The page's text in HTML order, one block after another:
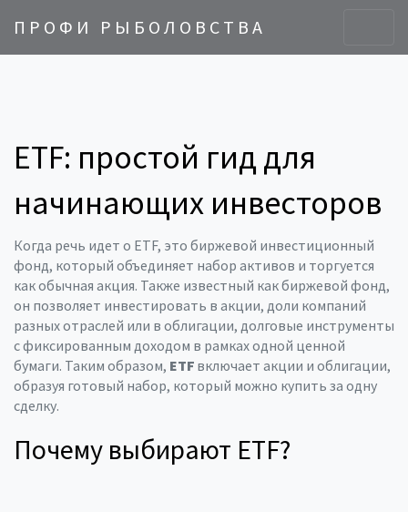
ПРОФИ РЫБОЛОВСТВА
ETF: простой гид для
начинающих инвесторов
Когда речь идет о ETF, это биржевой инвестиционный
фонд, который объединяет набор активов и торгуется
как обычная акция. Также известный какбиржевой фонд,
он позволяет инвестировать в акции, доли компаний
разных отраслей или в облигации, долговые инструменты
с фиксированным доходом в рамках одной ценной
бумаги. Таким образом, ETF включает акции и облигации,
образуя готовый набор, который можно купить за одну
сделку.
Почему выбирают ETF?